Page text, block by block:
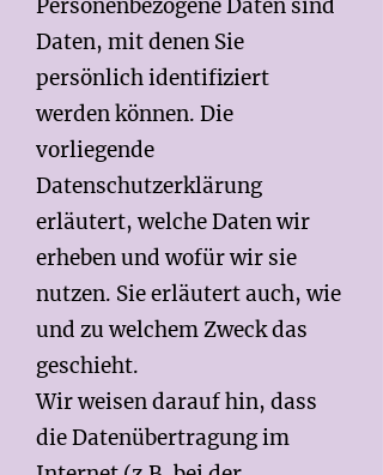
Personenbezogene Daten sind
Daten, mit denen Sie
persönlich identifiziert
werden können. Die
vorliegende
Datenschutzerklärung
erläutert, welche Daten wir
erheben und wofür wir sie
nutzen. Sie erläutert auch, wie
und zu welchem Zweck das
geschieht.
Wir weisen darauf hin, dass
die Datenübertragung im